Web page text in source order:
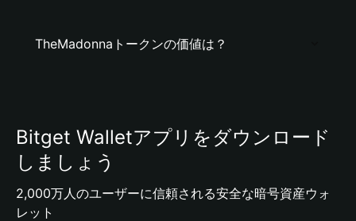
TheMadonnaトークンの価値は？
Bitget Walletアプリをダウンロード
しましょう
2,000万人のユーザーに信頼される安全な暗号資産ウォ
レット